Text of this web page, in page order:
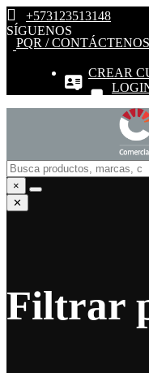
+573123513148
SÍGUENOS
PQR / CONTÁCTENOS
CREAR
×
✕
Filtrar